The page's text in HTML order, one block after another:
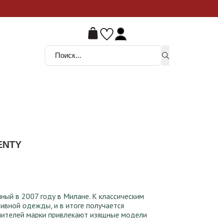
шанс
Поиск ...
₸.
в 2007 году в Милане. К классическим
одежды, и в итоге получается
марки привлекают изящные модели